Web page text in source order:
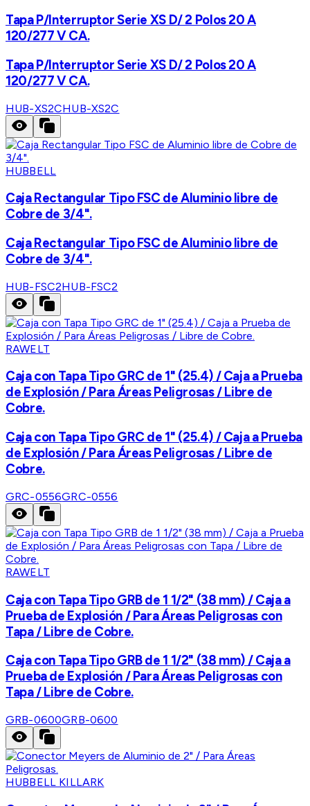
Tapa P/Interruptor Serie XS D/ 2 Polos 20 A
120/277 V CA.
Tapa P/Interruptor Serie XS D/ 2 Polos 20 A
120/277 V CA.
HUB-XS2CHUB-XS2C
HUBBELL
Caja Rectangular Tipo FSC de Aluminio libre de
Cobre de 3/4".
Caja Rectangular Tipo FSC de Aluminio libre de
Cobre de 3/4".
HUB-FSC2HUB-FSC2
RAWELT
Caja con Tapa Tipo GRC de 1" (25.4) / Caja a Prueba
de Explosión / Para Áreas Peligrosas / Libre de
Cobre.
Caja con Tapa Tipo GRC de 1" (25.4) / Caja a Prueba
de Explosión / Para Áreas Peligrosas / Libre de
Cobre.
GRC-0556GRC-0556
RAWELT
Caja con Tapa Tipo GRB de 1 1/2" (38 mm) / Caja a
Prueba de Explosión / Para Áreas Peligrosas con
Tapa / Libre de Cobre.
Caja con Tapa Tipo GRB de 1 1/2" (38 mm) / Caja a
Prueba de Explosión / Para Áreas Peligrosas con
Tapa / Libre de Cobre.
GRB-0600GRB-0600
HUBBELL KILLARK